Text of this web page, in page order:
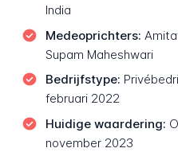
India
Medeoprichters:
Supam Maheshwari
Bedrijfstype:
februari 2022
Huidige waardering:
november 2023